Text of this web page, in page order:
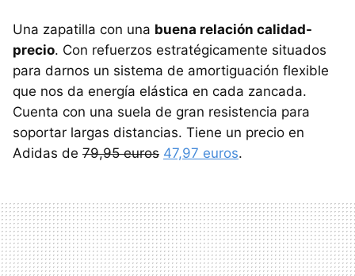
Una zapatilla con una buena relación calidad-
precio. Con refuerzos estratégicamente situados
para darnos un sistema de amortiguación flexible
que nos da energía elástica en cada zancada.
Cuenta con una suela de gran resistencia para
soportar largas distancias. Tiene un precio en
Adidas de 79,95 euros 47,97 euros.